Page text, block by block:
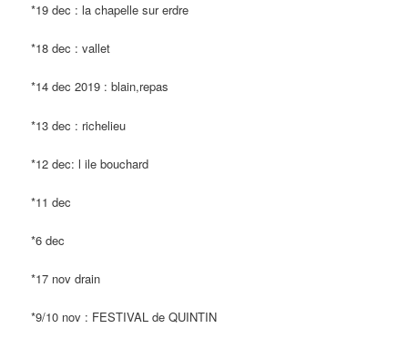
*19 dec : la chapelle sur erdre
*18 dec : vallet
*14 dec 2019 : blain,repas
*13 dec : richelieu
*12 dec: l ile bouchard
*11 dec
*6 dec
*17 nov drain
*9/10 nov : FESTIVAL de QUINTIN